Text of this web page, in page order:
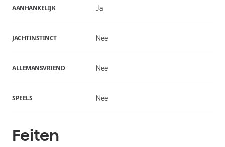
AANHANKELIJK Ja
JACHTINSTINCT Nee
ALLEMANSVRIEND Nee
SPEELS Nee
Feiten